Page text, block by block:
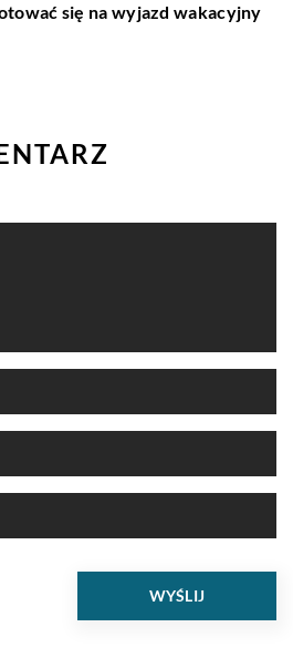
się na wyjazd wakacyjny